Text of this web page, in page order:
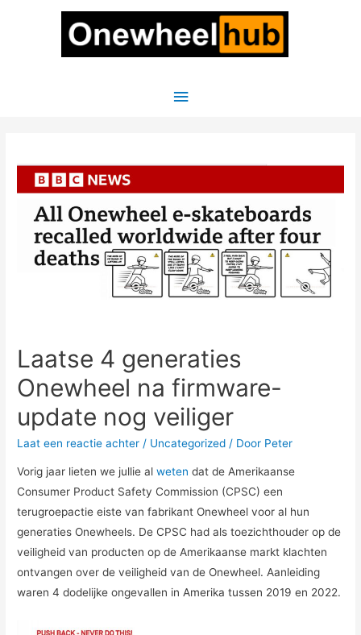
Hoofdmenu
Laatse 4 generaties
Onewheel na firmware-
update nog veiliger
Laat een reactie achter / Uncategorized / Door Peter
Vorig jaar lieten we jullie alweten dat de Amerikaanse
Consumer Product Safety Commission (CPSC) een
terugroepactie eiste van fabrikant Onewheel voor al hun
generaties Onewheels. De CPSC had als toezichthouder op de
veiligheid van producten op de Amerikaanse markt klachten
ontvangen over de veiligheid van de Onewheel. Aanleiding
waren 4 dodelijke ongevallen in Amerika tussen 2019 en 2022.